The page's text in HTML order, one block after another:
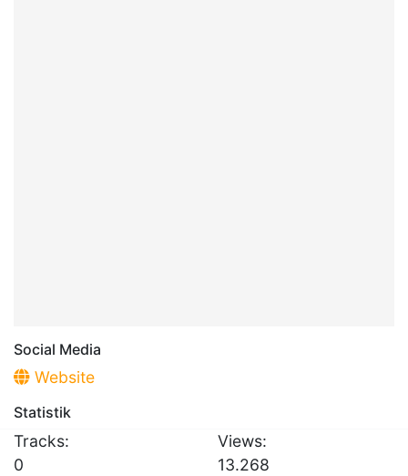
Social Media
Website
Statistik
Tracks:
0
Views:
13.268